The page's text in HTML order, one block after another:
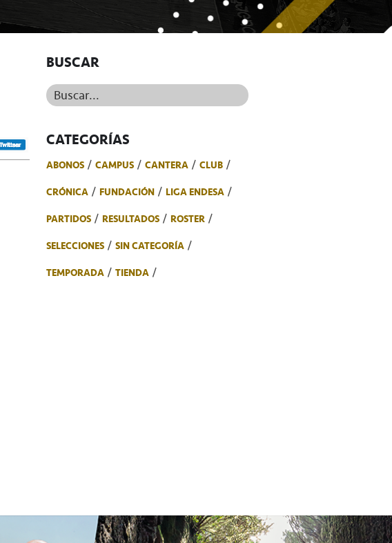
BUSCAR
Buscar...
CATEGORÍAS
ABONOS CAMPUS CANTERA
CLUB
CRÓNICA
FUNDACIÓN
LIGA ENDESA
PARTIDOS
RESULTADOS
ROSTER
SELECCIONES
SIN CATEGORÍA
TEMPORADA
TIENDA